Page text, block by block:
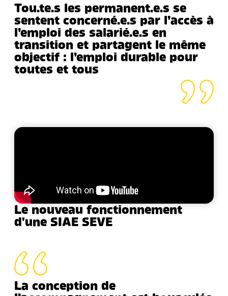
Tou.te.s les permanent.e.s se
sentent concerné.e.s par l’accès à
l’emploi des salarié.e.s en
transition et partagent le même
objectif : l’emploi durable pour
toutes et tous
Le nouveau fonctionnement
d'une SIAE SEVE
La conception de